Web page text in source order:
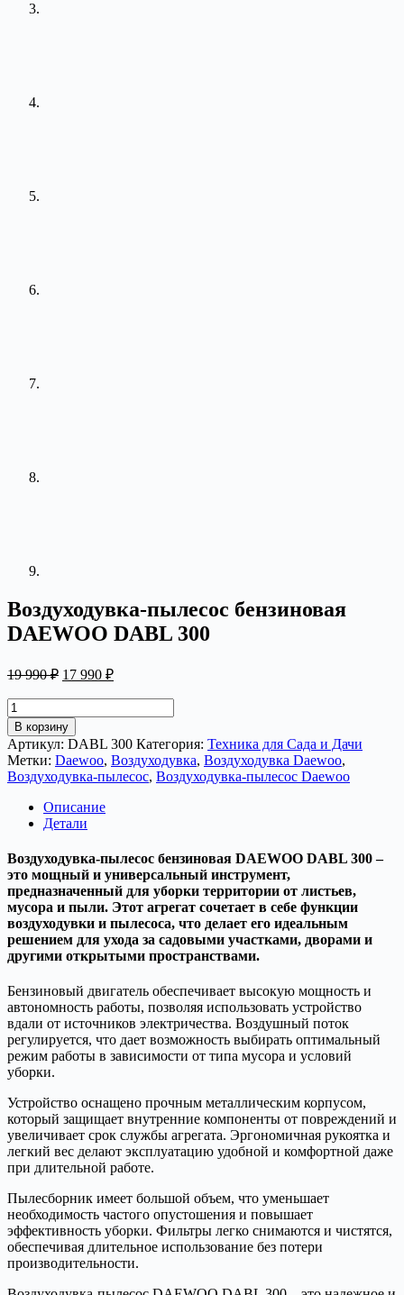
Воздуходувка-пылесос бензиновая
DAEWOO DABL 300
19 990₽ Первоначальная
составляла
19
990 ₽.
17 990 ₽Текущая
17
990 ₽.
Количество
товара
Воздуходувка-
пылесос
бензиновая
DAEWOO
DABL
В корзину
Артикул: DABL 300 Категория: Техника для Сада и Дачи
Метки: Daewoo, Воздуходувка, Воздуходувка Daewoo,
Воздуходувка-пылесос, Воздуходувка-пылесос Daewoo
Описание
Детали
Воздуходувка-пылесос бензиновая DAEWOO DABL 300 –
это мощный и универсальный инструмент,
предназначенный для уборки территории от листьев,
мусора и пыли. Этот агрегат сочетает в себе функции
воздуходувки и пылесоса, что делает его идеальным
решением для ухода за садовыми участками, дворами и
другими открытыми пространствами.
Бензиновый двигатель обеспечивает высокую мощность и
автономность работы, позволяя использовать устройство
вдали от источников электричества. Воздушный поток
регулируется, что дает возможность выбирать оптимальный
режим работы в зависимости от типа мусора и условий
уборки.
Устройство оснащено прочным металлическим корпусом,
который защищает внутренние компоненты от повреждений и
увеличивает срок службы агрегата. Эргономичная рукоятка и
легкий вес делают эксплуатацию удобной и комфортной даже
при длительной работе.
Пылесборник имеет большой объем, что уменьшает
необходимость частого опустошения и повышает
эффективность уборки. Фильтры легко снимаются и чистятся,
обеспечивая длительное использование без потери
производительности.